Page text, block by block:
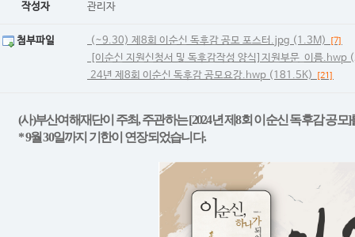
작성자 관리자
첨부파일 (~9.30) 제8회 이순신 독후감 공모 포스터.jpg (1.3M) [7]
[이순신 지원신청서 및 독후감작성 양식]지원부문_이름
24년 제8회 이순신 독후감 공모요강.hwp (181.5K)
[21]
(사)부산여해재단이 주최, 주관하는 [2024년 제8회 이순신 독후감 공모
* 9월 30일까지 기한이 연장되었습니다.